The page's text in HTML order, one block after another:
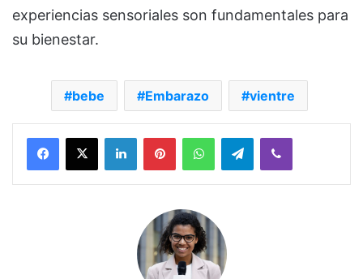
experiencias sensoriales son fundamentales para
su bienestar.
bebe Embarazo vientre
Facebook
X LinkedInPinterestWhatsAppTelegramViber